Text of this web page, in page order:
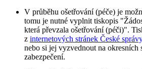
V průběhu ošetřování (péče) je
tomu je nutné vyplnit tiskopis
která převzala ošetřování (péči)".
z internetových stránek České
nebo si jej vyzvednout na okresních
zabezpečení.